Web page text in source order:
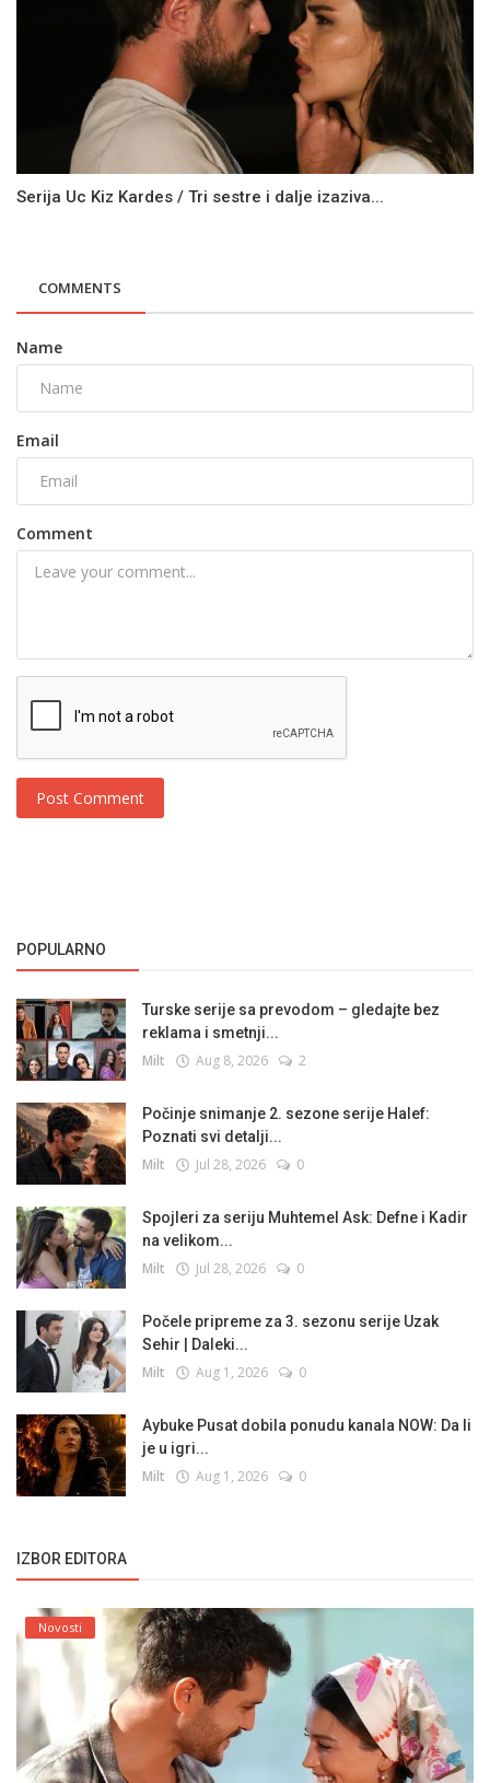
Serija Uc Kiz Kardes / Tri sestre i dalje izaziva...
COMMENTS
Name
Email
Comment
Post Comment
POPULARNO
Turske serije sa prevodom – gledajte bez
reklama i smetnji...
Milt Aug 8, 2026 2
Počinje snimanje 2. sezone serije Halef:
Poznati svi detalji...
Milt Jul 28, 2026 0
Spojleri za seriju Muhtemel Ask: Defne i Kadir
na velikom...
Milt Jul 28, 2026 0
Počele pripreme za 3. sezonu serije Uzak
Sehir | Daleki...
Milt Aug 1, 2026 0
Aybuke Pusat dobila ponudu kanala NOW: Da li
je u igri...
Milt Aug 1, 2026 0
IZBOR EDITORA
Novosti